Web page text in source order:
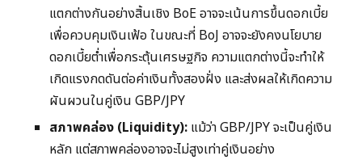
แตกต่างกันอย่างสิ้นเชิง BoE อาจจะเน้นการขึ้นดอกเบี้ย
เพื่อควบคุมเงินเฟ้อ ในขณะที่ BoJ อาจจะยังคงนโยบาย
ดอกเบี้ยต่ำเพื่อกระตุ้นเศรษฐกิจ ความแตกต่างนี้จะทำให้
เกิดแรงกดดันต่อค่าเงินทั้งสองฝั่ง และส่งผลให้เกิดความ
ผันผวนในคู่เงิน GBP/JPY
สภาพคล่อง (Liquidity): แม้ว่า GBP/JPY จะเป็นคู่เงิน
หลัก แต่สภาพคล่องอาจจะไม่สูงเท่าคู่เงินอย่าง